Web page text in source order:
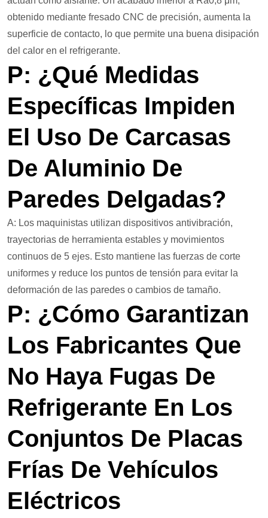
obtenido mediante fresado CNC de precisión, aumenta la
superficie de contacto, lo que permite una buena disipación
del calor en el refrigerante.
P: ¿Qué Medidas
Específicas Impiden
El Uso De Carcasas
De Aluminio De
Paredes Delgadas?
A: Los maquinistas utilizan dispositivos antivibración,
trayectorias de herramienta estables y movimientos
continuos de 5 ejes. Esto mantiene las fuerzas de corte
uniformes y reduce los puntos de tensión para evitar la
deformación de las paredes o cambios de tamaño.
P: ¿Cómo Garantizan
Los Fabricantes Que
No Haya Fugas De
Refrigerante En Los
Conjuntos De Placas
Frías De Vehículos
Eléctricos